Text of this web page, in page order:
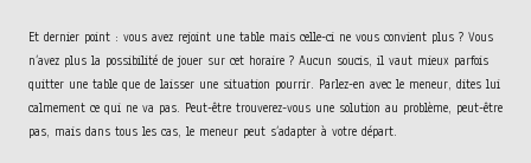
Et dernier point : vous avez rejoint une table mais celle-ci ne vous convient plus ? Vous
n’avez plus la possibilité de jouer sur cet horaire ? Aucun soucis, il vaut mieux parfois
quitter une table que de laisser une situation pourrir. Parlez-en avec le meneur, dites lui
calmement ce qui ne va pas. Peut-être trouverez-vous une solution au problème, peut-être
pas, mais dans tous les cas, le meneur peut s’adapter à votre départ.